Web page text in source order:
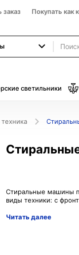
заказ Покупать как
светильники
Стиральные машины
Читать далее